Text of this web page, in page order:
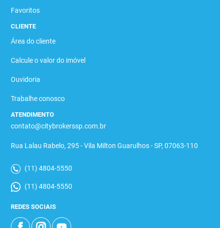
Favoritos
CLIENTE
Área do cliente
Calcule o valor do imóvel
Ouvidoria
Trabalhe conosco
ATENDIMENTO
contato@citybrokerssp.com.br
Rua Lalau Rabelo, 295 - Vila Milton Guarulhos - SP, 07063-110
(11) 4804-5550
(11) 4804-5550
REDES SOCIAIS